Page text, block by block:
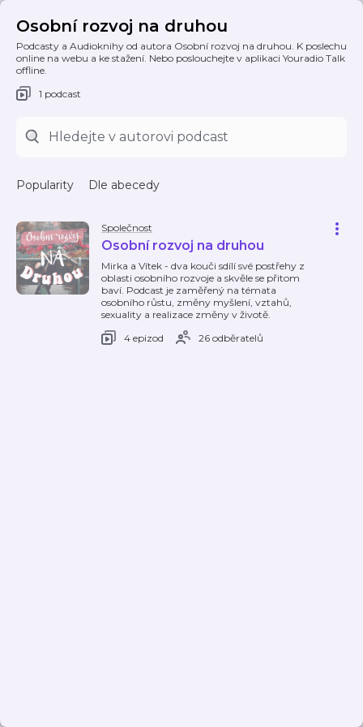
Osobní rozvoj na druhou
Podcasty a Audioknihy od autora Osobní rozvoj na druhou. K poslechu
online na webu a ke stažení. Nebo poslouchejte v aplikaci Youradio Talk
offline.
1 podcast
Popularity Dle abecedy
Společnost
Osobní rozvoj na druhou
Mirka a Vítek - dva kouči sdílí své postřehy z
oblasti osobního rozvoje a skvěle se přitom
baví. Podcast je zaměřený na témata
osobního růstu, změny myšlení, vztahů,
sexuality a realizace změny v životě.
4 epizod
26 odběratelů